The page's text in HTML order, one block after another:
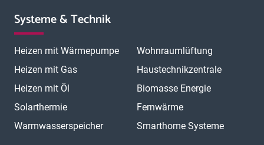
Systeme & Technik
Heizen mit Wärmepumpe
Heizen mit Gas
Heizen mit Öl
Solarthermie
Warmwasserspeicher
Wohnraumlüftung
Haustechnikzentrale
Biomasse Energie
Fernwärme
Smarthome Systeme